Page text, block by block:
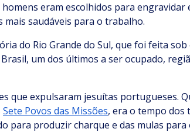
eram escolhidos para engravidar
mais saudáveis para o trabalho.
do Rio Grande do Sul, que foi feita sob
um dos últimos a ser ocupado,
que expulsaram jesuítas portugueses.
Sete Povos das Missões, era o tempo
para produzir charque e das mulas